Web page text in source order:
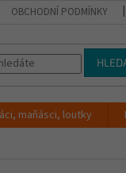
OBCHODNÍ PODMÍNKY
maňásci, loutky